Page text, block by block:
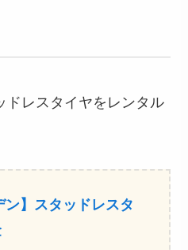
ドレスタイヤをレンタル
ン】スタッドレスタ